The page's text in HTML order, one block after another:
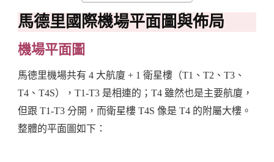
馬德里國際機場平面圖與佈局
機場平面圖
馬德里機場共有 4 大航廈 + 1 衛星樓（T1、T2、T3、
T4、T4S），T1-T3 是相連的；T4 雖然也是主要航廈，
但跟 T1-T3 分開，而衛星樓 T4S 像是 T4 的附屬大樓。
整體的平面圖如下：